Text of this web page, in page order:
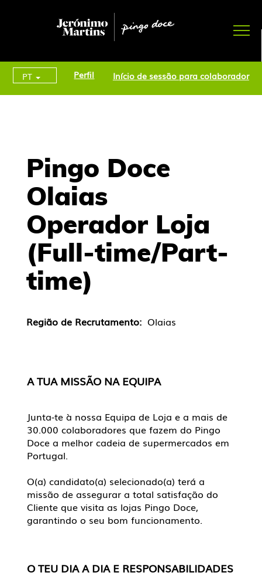
PT Perfil Início de sessão para colaborador
Pingo Doce
Olaias
Operador Loja
(Full-time/Part-
time)
Região de Recrutamento: Olaias
A TUA MISSÃO NA EQUIPA
Junta-te à nossa Equipa de Loja e a mais de
30.000 colaboradores que fazem do Pingo
Doce a melhor cadeia de supermercados em
Portugal.
O(a) candidato(a) selecionado(a) terá a
missão de assegurar a total satisfação do
Cliente que visita as lojas Pingo Doce,
garantindo o seu bom funcionamento.
O TEU DIA A DIA E RESPONSABILIDADES